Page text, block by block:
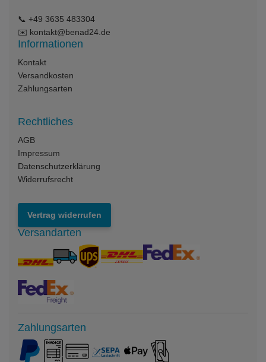
📞 +49 3635 483304
✉️ kontakt@benad24.de
Informationen
Kontakt
Versandkosten
Zahlungsarten
Rechtliches
AGB
Impressum
Datenschutzerklärung
Widerrufsrecht
Vertrag widerrufen
Versandarten
Zahlungsarten